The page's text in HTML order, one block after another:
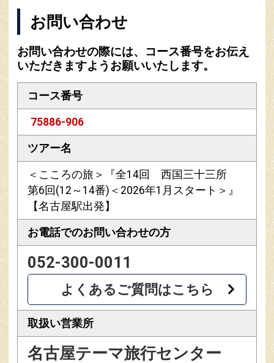
お問い合わせ
お問い合わせの際には、コース番号をお伝え
いただきますようお願いいたします。
コース番号
75886-906
ツアー名
＜こころの旅＞『全14回 西国三十三所
第6回(12～14番)＜2026年1月スタート＞』
【名古屋駅出発】
お電話でのお問い合わせの方
052-300-0011
よくあるご質問はこちら
取扱い営業所
名古屋テーマ旅行センター